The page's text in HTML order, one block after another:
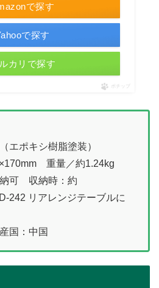
で探す
で探す
カリで探す
ポチップ
エポキシ樹脂塗装）
重量／約1.24kg
可 収納時：約
242 リアレンジテーブルに
国：中国